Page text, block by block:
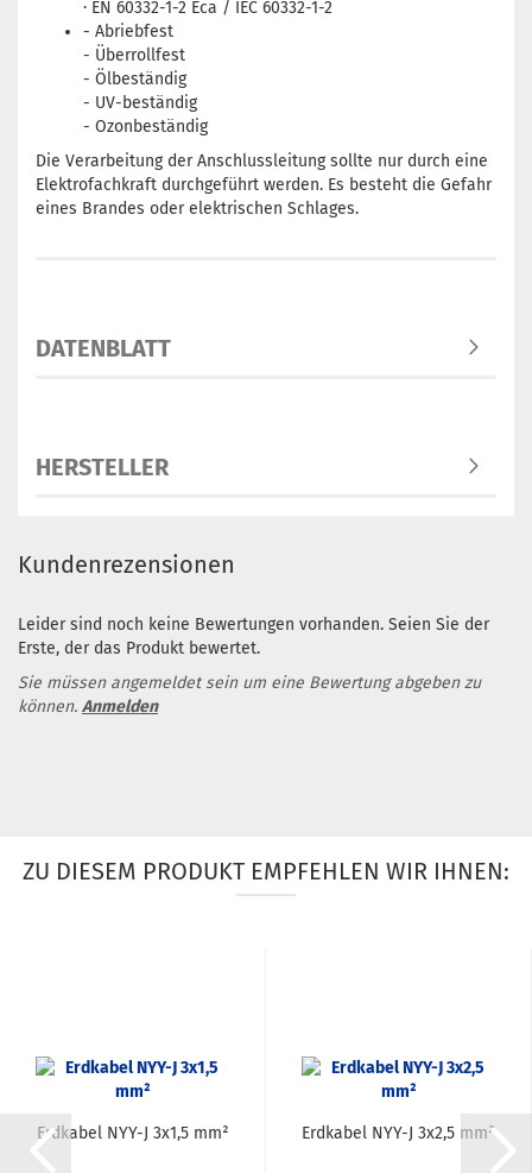
· EN 60332-1-2 Eca / IEC 60332-1-2
- Abriebfest
- Überrollfest
- Ölbeständig
- UV-beständig
- Ozonbeständig
Die Verarbeitung der Anschlussleitung sollte nur durch eine
Elektrofachkraft durchgeführt werden. Es besteht die Gefahr
eines Brandes oder elektrischen Schlages.
DATENBLATT
HERSTELLER
Kundenrezensionen
Leider sind noch keine Bewertungen vorhanden. Seien Sie der
Erste, der das Produkt bewertet.
Sie müssen angemeldet sein um eine Bewertung abgeben zu
können. Anmelden
ZU DIESEM PRODUKT EMPFEHLEN WIR IHNEN:
Erdkabel NYY-J 3x1,5 mm² Erdkabel NYY-J 3x2,5 mm²